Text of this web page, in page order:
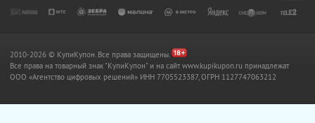
2010-2026 © КупиКупон. Все права защищены.
Все права на товарный знак "КупиКупон" и на сайт www.kupikupon.ru принадлежат
OOO «Агентство цифровых решений» ИНН 7705523387, ОГРН 1127747063212